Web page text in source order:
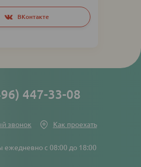
ВКонтакте
ежедневно с 08:00 до 18:00
447-33-08
звонок Как проехать